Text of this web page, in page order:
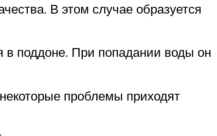
В этом случае образуется
в поддоне. При попадании воды он
проблемы приходят